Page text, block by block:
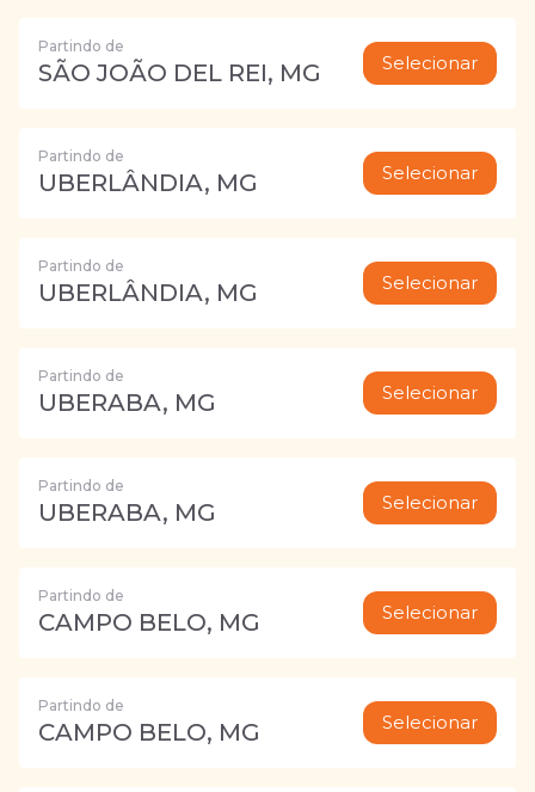
Partindo de
SÃO JOÃO DEL REI, MG Selecionar
Partindo de
UBERLÂNDIA, MG Selecionar
Partindo de
UBERLÂNDIA, MG Selecionar
Partindo de
UBERABA, MG Selecionar
Partindo de
UBERABA, MG Selecionar
Partindo de
CAMPO BELO, MG Selecionar
Partindo de
CAMPO BELO, MG Selecionar